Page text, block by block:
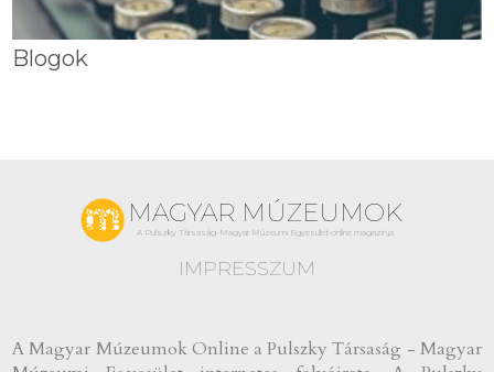
Blogok
MAGYAR MÚZEUMOK
A Pulszky Társaság-Magyar Múzeumi Egyesület online magazinja
IMPRESSZUM
A Magyar Múzeumok Online a Pulszky Társaság - Magyar